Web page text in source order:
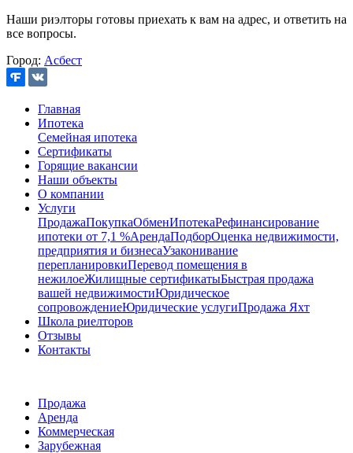
Наши риэлторы готовы приехать к вам на адрес, и ответить на
все вопросы.
Город: Асбест
Главная
Ипотека
Семейная ипотека
Сертификаты
Горящие вакансии
Наши объекты
О компании
Услуги
ПродажаПокупкаОбменИпотекаРефинансирование
ипотеки от 7,1 %АрендаПодборОценка недвижимости,
предприятия и бизнесаУзаконивание
перепланировкиПеревод помещения в
нежилоеЖилищные сертификатыБыстрая продажа
вашей недвижимостиЮридическое
сопровождениеЮридические услугиПродажа Яхт
Школа риелторов
Отзывы
Контакты
Продажа
Аренда
Коммерческая
Зарубежная